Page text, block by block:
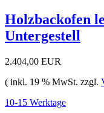
Holzbackofen
Untergestell
2.404,00 EUR
( inkl. 19 % MwSt. zzgl.
10-15 Werktage